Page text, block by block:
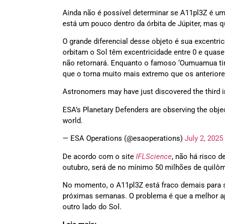
Ainda não é possível determinar se A11pl3Z é
está um pouco dentro da órbita de Júpiter, mas
O grande diferencial desse objeto é sua
orbitam o Sol têm excentricidade entre 0 e
não retornará. Enquanto o famoso ‘Oumuamua
que o torna muito mais extremo que os
Astronomers may have just discovered the
ESA’s Planetary Defenders are observing the
world.
— ESA Operations (@esaoperations) July 2, 2025
De acordo com o site IFLScience, não há risco
outubro, será de no mínimo 50 milhões de
No momento, o A11pl3Z está fraco demais
próximas semanas. O problema é que a melhor
outro lado do Sol.